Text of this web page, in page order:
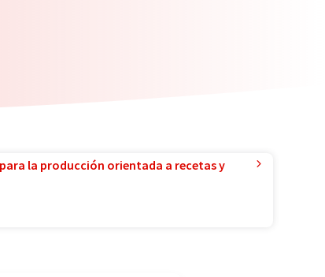
la producción orientada a recetas y